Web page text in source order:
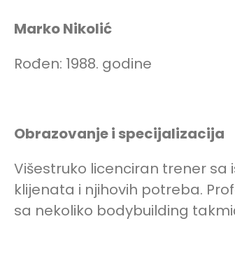
Marko Nikolić
Rođen: 1988. godine
Obrazovanje i specijalizacija
Višestruko licenciran trener
klijenata i njihovih potreba.
sa nekoliko bodybuilding